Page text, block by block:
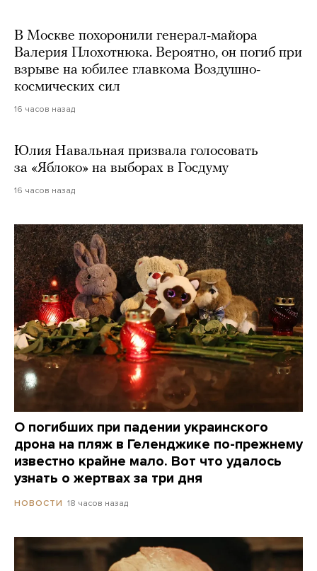
В Москве похоронили генерал-майора
Валерия Плохотнюка. Вероятно, он погиб при
взрыве на юбилее главкома Воздушно-
космических сил
16 часов назад
Юлия Навальная призвала голосовать
за «Яблоко» на выборах в Госдуму
16 часов назад
О погибших при падении украинского
дрона на пляж в Геленджике по-прежнему
известно крайне мало. Вот что удалось
узнать о жертвах за три дня
НОВОСТИ 18 часов назад